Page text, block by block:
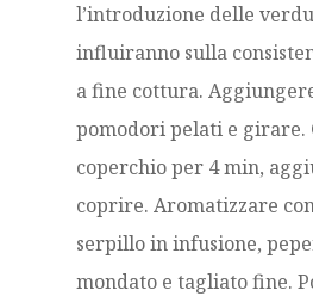
l’introduzione delle
influiranno sulla
a fine cottura.
pomodori pelati e girare.
coperchio per 4 min,
coprire. Aromatizzare
serpillo in infusione,
mondato e tagliato fine.